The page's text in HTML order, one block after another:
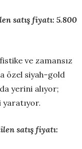
satış fiyatı: 5.800
ve zamansız
özel siyah-gold
yerini alıyor;
yaratıyor.
satış fiyatı: